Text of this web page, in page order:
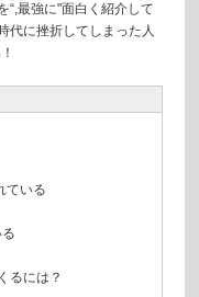
最強に"面白く紹介して
代に挫折してしまった人
ている
るには？